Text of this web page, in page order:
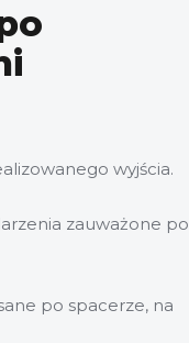
wyjścia.
zauważone po
po spacerze, na